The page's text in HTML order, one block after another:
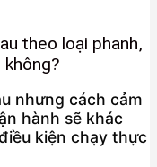
theo loại phanh,
không?
nhưng cách cảm
hành sẽ khác
kiện chạy thực